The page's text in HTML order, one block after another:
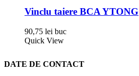
Vinclu taiere BCA YTONG
90,75 lei buc
Quick View
DATE DE CONTACT